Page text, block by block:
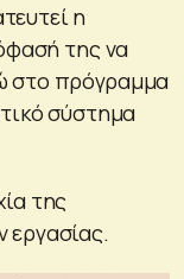
η
της να
στο πρόγραμμα
σύστημα
της
εργασίας.